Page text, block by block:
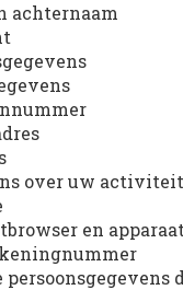
achternaam
over uw
en
persoonsgegevens